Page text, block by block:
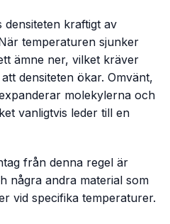
densiteten kraftigt av
temperaturen sjunker
ämne ner, vilket kräver
densiteten ökar. Omvänt,
molekylerna och
vanligtvis leder till en
från denna regel är
några andra material som
vid specifika temperaturer.